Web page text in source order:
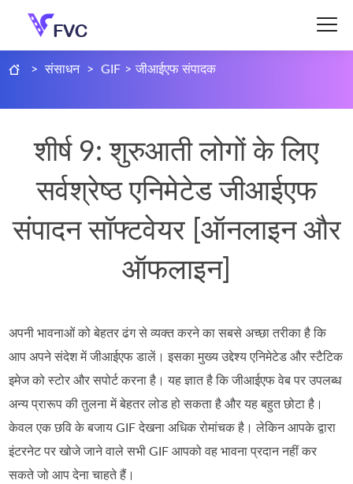
> संसाधन > GIF > जीआईएफ संपादक
शीर्ष 9: शुरुआती लोगों के लिए
सर्वश्रेष्ठ एनिमेटेड जीआईएफ
संपादन सॉफ्टवेयर [ऑनलाइन और
ऑफलाइन]
अपनी भावनाओं को बेहतर ढंग से व्यक्त करने का सबसे अच्छा तरीका है कि
आप अपने संदेश में जीआईएफ डालें। इसका मुख्य उद्देश्य एनिमेटेड और स्टैटिक
इमेज को स्टोर और सपोर्ट करना है। यह ज्ञात है कि जीआईएफ वेब पर उपलब्ध
अन्य प्रारूप की तुलना में बेहतर लोड हो सकता है और यह बहुत छोटा है।
केवल एक छवि के बजाय GIF देखना अधिक रोमांचक है। लेकिन आपके द्वारा
इंटरनेट पर खोजे जाने वाले सभी GIF आपको वह भावना प्रदान नहीं कर
सकते जो आप देना चाहते हैं।